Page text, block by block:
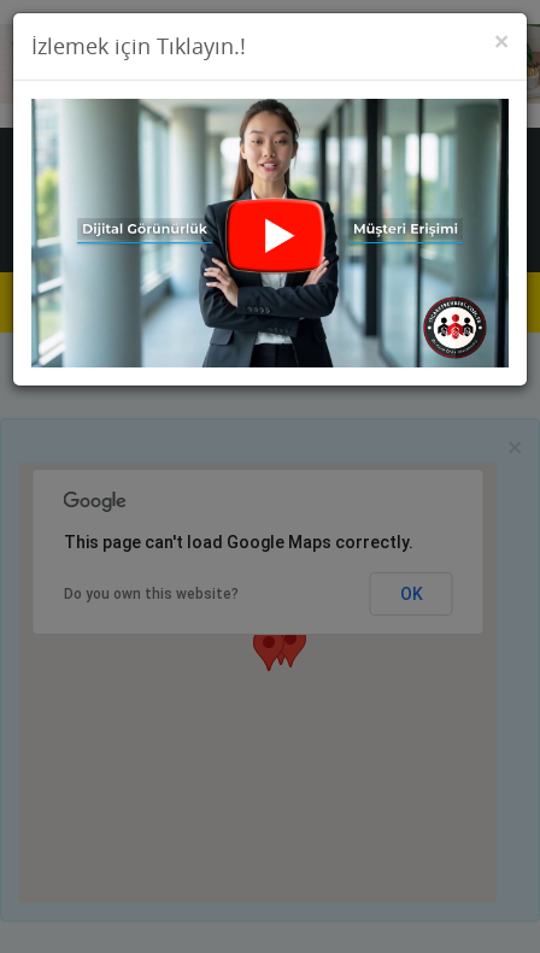
Toggle
×
İzlemek için Tıklayın.!
Anasayfa Firmalar Manavlar
This page can't load Google Maps correctly.
Do you own this website? OK